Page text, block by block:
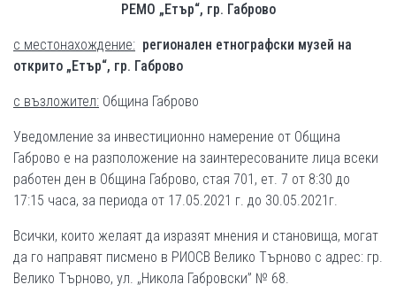
РЕМО „Eтър“, гр. Габрово
с местонахождение: регионален етнографски музей на
открито „Eтър“, гр. Габрово
с възложител: Община Габрово
Уведомление за инвестиционно намерение от Община
Габрово е на разположение на заинтересованите лица всеки
работен ден в Община Габрово, стая 701, ет. 7 от 8:30 до
17:15 часа, за периода от 17.05.2021 г. до 30.05.2021г.
Всички, които желаят да изразят мнения и становища, могат
да го направят писмено в РИОСВ Велико Търново с адрес: гр.
Велико Търново, ул. „Никола Габровски” № 68.